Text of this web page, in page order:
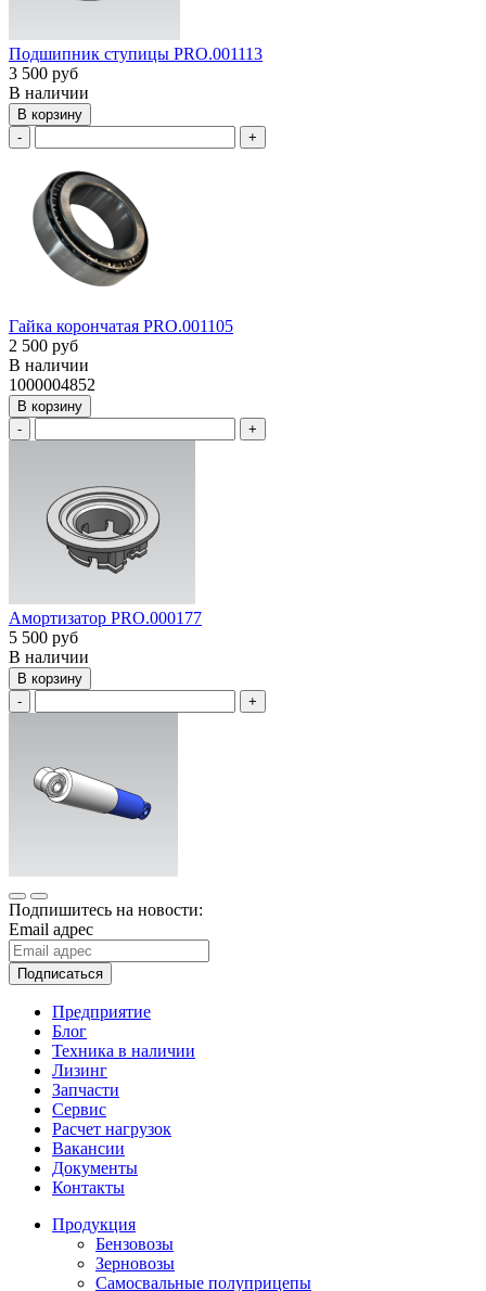
Подшипник ступицы PRO.001113
3 500 руб
В наличии
В корзину
-
+
Гайка корончатая PRO.001105
2 500 руб
В наличии
1000004852
В корзину
-
+
Амортизатор PRO.000177
5 500 руб
В наличии
В корзину
-
+
Подпишитесь на новости:
Email адрес
Подписаться
Предприятие
Блог
Техника в наличии
Лизинг
Запчасти
Сервис
Расчет нагрузок
Вакансии
Документы
Контакты
Продукция
Бензовозы
Зерновозы
Самосвальные полуприцепы